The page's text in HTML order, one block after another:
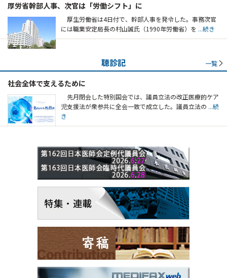
厚労省幹部人事、次官は「労働シフト」に
厚生労働省は4日付で、幹部人事を発令した。事務次官
には職業安定局長の村山誠氏（1990年労働省）を ...続き
聴診記 一覧
社会全体で支えるために
先月閉会した特別国会では、議員立法の改正医療的ケア
児支援法が衆参共に全会一致で成立した。議員立法の ...続
き